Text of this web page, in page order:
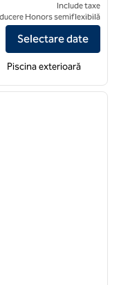
Suites by Hilton Abilene
Include taxe
Honors semiflexibilă
Selectare date
Piscina exterioară